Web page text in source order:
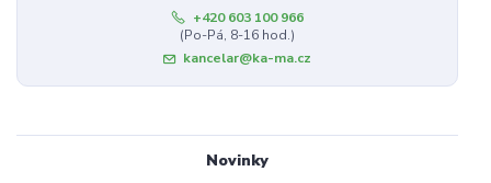
+420 603 100 966
(Po-Pá, 8-16 hod.)
kancelar@ka-ma.cz
Novinky